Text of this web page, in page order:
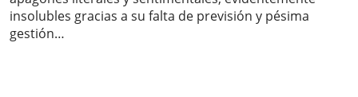
insolubles gracias a su falta de previsión y pésima
gestión…